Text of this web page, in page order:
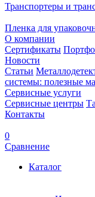
Транспортеры и
Пленка для
О компании
Сертификаты
Новости
Статьи
системы: полезные
Сервисные услуги
Сервисные центры
Контакты
0
Сравнение
Каталог